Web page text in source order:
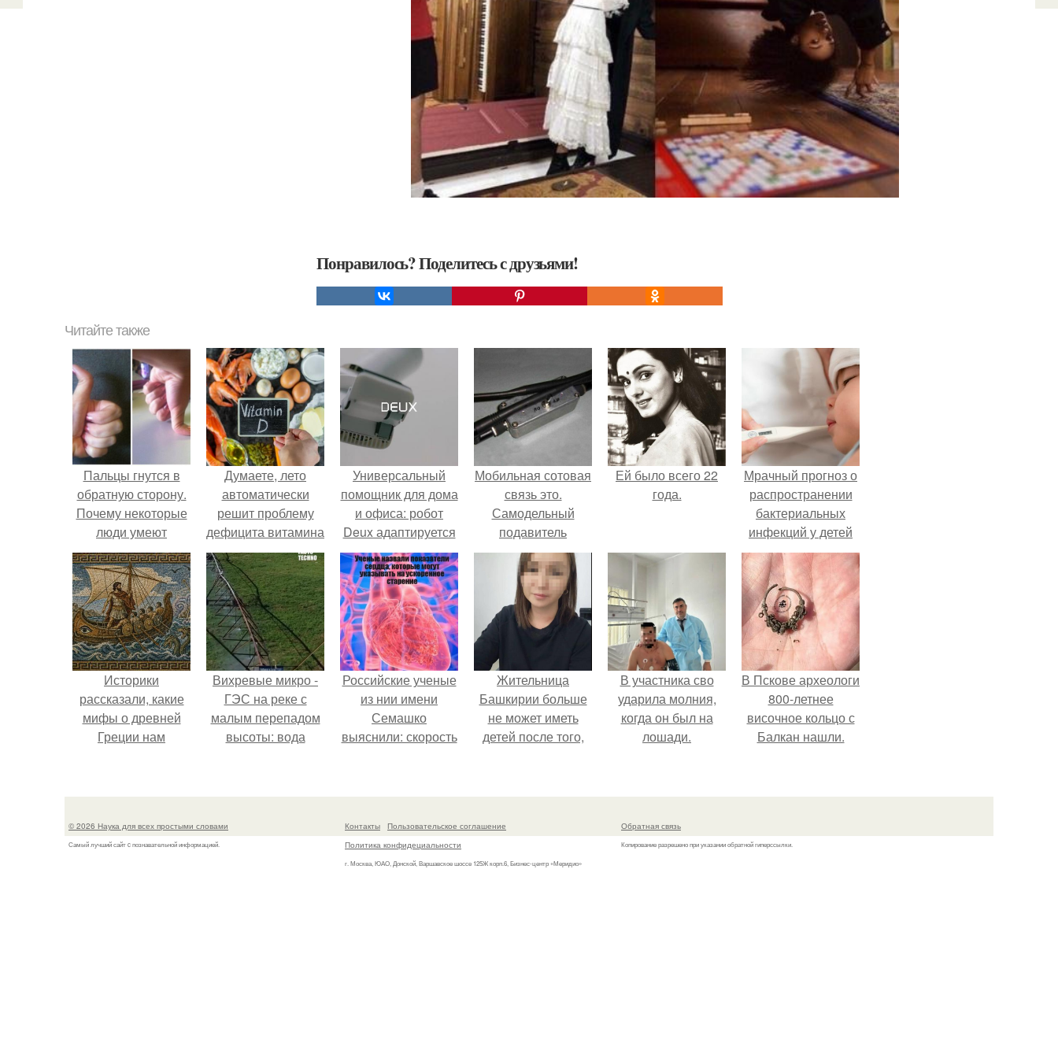
Понравилось? Поделитесь с друзьями!
Читайте также
Пальцы гнутся в
обратную сторону.
Почему некоторые
люди умеют
выгибать палец в
обратную сторону?
Думаете, лето
автоматически
решит проблему
дефицита витамина
D?
Универсальный
помощник для дома
и офиса: робот
Deux адаптируется
к разным задачам.
Мобильная сотовая
связь это.
Самодельный
подавитель
мобильной свзяи.
Ей было всего 22
года.
Мрачный прогноз о
распространении
бактериальных
инфекций у детей
вышел.
Историки
рассказали, какие
мифы о древней
Греции нам
Вихревые микро -
ГЭС на реке с
малым перепадом
высоты: вода
вращает
Российские ученые
из нии имени
Семашко
выяснили: скорость
состояния сосудов
Жительница
Башкирии больше
не может иметь
детей после того,
месяце
оставили в матке
В участника сво
ударила молния,
когда он был на
лошади.
В Пскове археологи
800-летнее
височное кольцо с
Балкан нашли.
© 2026 Наука для всех простыми словами
Самый лучший сайт c познавательной информацией.
Контакты
Пользовательское соглашение
Политика конфидециальности
г. Москва, ЮАО, Донской, Варшавское шоссе 125Ж корп.6, Бизнес-центр «Меридио»
Обратная связь
Копирование разрешено при указании обратной гиперссылки.